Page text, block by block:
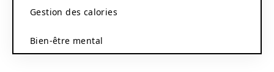
Gestion des calories
Bien-être mental